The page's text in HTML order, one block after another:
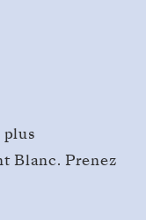
plus
Blanc. Prenez
plongez